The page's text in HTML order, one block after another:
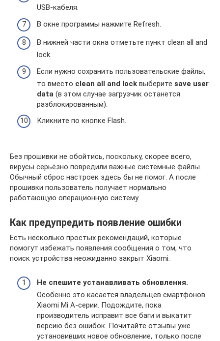
USB-кабеля.
В окне программы нажмите Refresh.
В нижней части окна отметьте пункт clean all and
lock.
Если нужно сохранить пользовательские файлы,
то вместо clean all and lock выберите save user
data (в этом случае загрузчик останется
разблокированным).
Кликните по кнопке Flash.
Без прошивки не обойтись, поскольку, скорее всего,
вирусы серьёзно повредили важные системные файлы.
Обычный сброс настроек здесь бы не помог. А после
прошивки пользователь получает нормально
работающую операционную систему.
Как предупредить появление ошибки
Есть несколько простых рекомендаций, которые
помогут избежать появления сообщения о том, что
поиск устройства неожиданно закрыт Xiaomi.
Не спешите устанавливать обновления.
Особенно это касается владельцев смартфонов
Xiaomi Mi A-серии. Подождите, пока
производитель исправит все баги и выкатит
версию без ошибок. Почитайте отзывы уже
установивших новое обновление, только после